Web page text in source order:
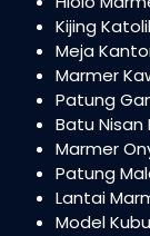
Kijing
Meja
Marmer
Patung
Batu Nisan
Marmer
Patung
Lantai
Model